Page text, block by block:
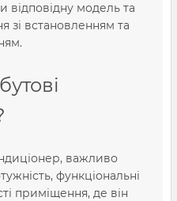
відповідну модель та
зі встановленням та
важливо
функціональні
приміщення, де він